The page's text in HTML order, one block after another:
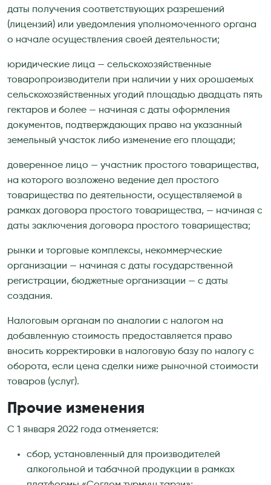
даты получения соответствующих разрешений
(лицензий) или уведомления уполномоченного органа
о начале осуществления своей деятельности;
юридические лица — сельскохозяйственные
товаропроизводители при наличии у них орошаемых
сельскохозяйственных угодий площадью двадцать пять
гектаров и более — начиная с даты оформления
документов, подтверждающих право на указанный
земельный участок либо изменение его площади;
доверенное лицо — участник простого товарищества,
на которого возложено ведение дел простого
товарищества по деятельности, осуществляемой в
рамках договора простого товарищества, — начиная с
даты заключения договора простого товарищества;
рынки и торговые комплексы, некоммерческие
организации — начиная с даты государственной
регистрации, бюджетные организации — с даты
создания.
Налоговым органам по аналогии с налогом на
добавленную стоимость предоставляется право
вносить корректировки в налоговую базу по налогу с
оборота, если цена сделки ниже рыночной стоимости
товаров (услуг).
Прочие изменения
С 1 января 2022 года отменяется:
сбор, установленный для производителей
алкогольной и табачной продукции в рамках